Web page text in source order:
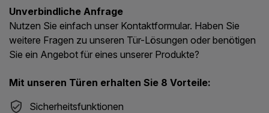
Unverbindliche Anfrage
Nutzen Sie einfach unser Kontaktformular. Haben Sie
weitere Fragen zu unseren Tür-Lösungen oder benötigen
Sie ein Angebot für eines unserer Produkte?
Mit unseren Türen erhalten Sie 8 Vorteile:
Sicherheitsfunktionen